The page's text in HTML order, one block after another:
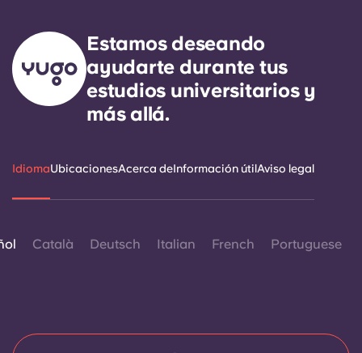
Estamos deseando
ayudarte durante tus
estudios universitarios y
más allá.
IdiomaUbicacionesAcerca deInformación útilAviso legal
Català Deutsch Italian French Portuguese